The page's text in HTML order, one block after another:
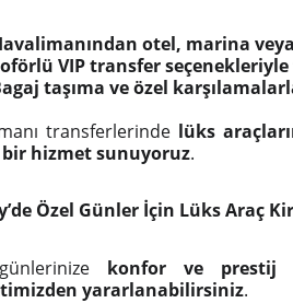
otel, marina
VIP transfer
taşıma ve özel
transferlerinde lüks
bir hizmet sunuyoruz.
Özel Günler İçin Lüks Araç
konfor ve prestij
yararlanabilirsiniz.